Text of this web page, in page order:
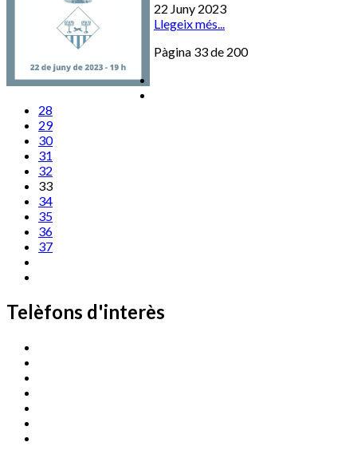
22 Juny 2023
Llegeix més...
Pàgina 33 de 200
28
29
30
31
32
33
34
35
36
37
Telèfons d'interès